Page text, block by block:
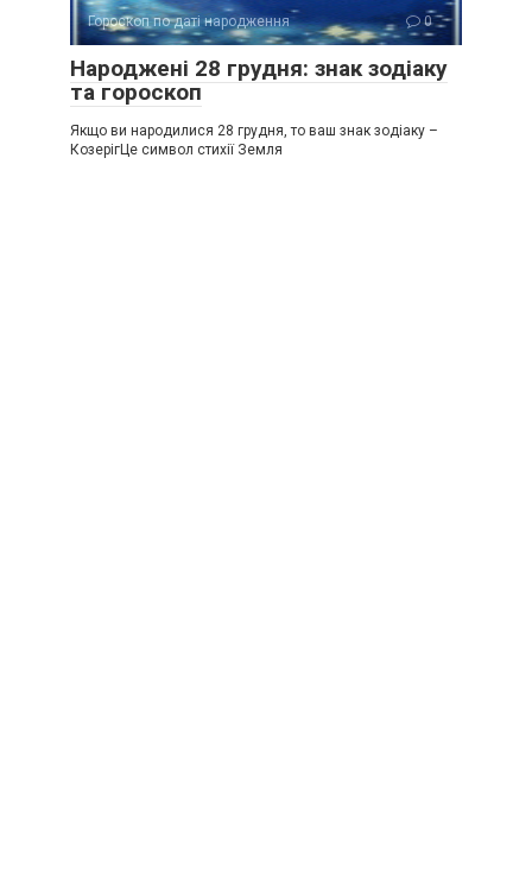
Гороскоп по даті народження 0
Народжені 28 грудня: знак зодіаку
та гороскоп
Якщо ви народилися 28 грудня, то ваш знак зодіаку –
КозерігЦе символ стихії Земля